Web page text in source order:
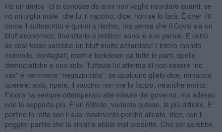
Ho un amico -ci si conosce da anni non voglio ricordare quanti, se
no mi piglia male- che lui il vaccino, dice, non se lo farà. È over 70
come il sottoscritto e quindi a rischio, ma pensa che il Covid sia un
bluff economico, finanziario e politico: sono le sue parole. E certo
se così fosse sarebbe un bluff molto azzardato! L’intero mondo
coinvolto, contagiati, morti e lockdown da tutte le parti, quelle
democratiche e non solo. Tuttavia lui afferma di non essere “no
vax” e nemmeno “negazionista”, se qualcuno glielo dice, minaccia
querele: solo, ripete, il vaccino non me lo faccio, neanche morto.
Finora ha sempre ottemperato alle misure del governo, ma adesso
non le sopporta più. È un 5Stelle, variante butese, la più difficile. È
perfino in rotta con il suo movimento perché alleato, dice, con il
peggior partito che la sinistra abbia mai prodotto. Che poi sarebbe